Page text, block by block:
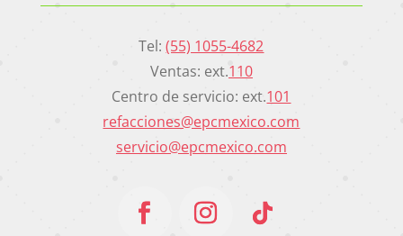
Tel:(55) 1055-4682
Ventas: ext.110
Centro de servicio: ext.101
refacciones@epcmexico.com
servicio@epcmexico.com